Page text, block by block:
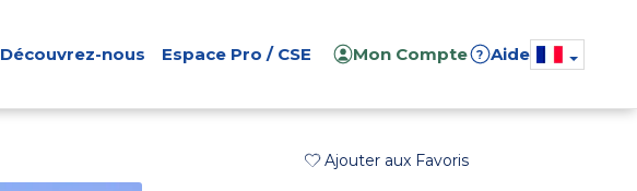
Découvrez-nous Espace Pro / CSE Mon Compte ? Aide
Ajouter aux Favoris